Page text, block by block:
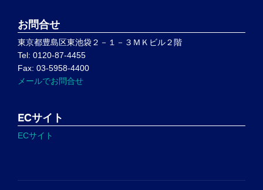
お問合せ
東京都豊島区東池袋２－１－３ＭＫビル２階
Tel: 0120-87-4455
Fax: 03-5958-4400
メールでお問合せ
ECサイト
ECサイト